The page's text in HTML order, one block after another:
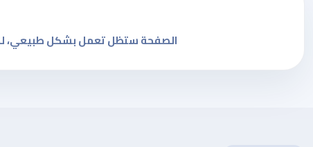
الصفحة ستظل تعمل بشكل طبيعي، لكن